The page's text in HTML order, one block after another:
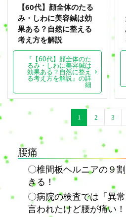
【60代】顔全体のたる
み・しわに美容鍼は効
果ある？自然に整える
考え方を解説
『【60代】顔全体のた
るみ・しわに美容鍼は
効果ある？自然に整え
る考え方を解説』の詳
細
1 2 3
腰痛
〇椎間板ヘルニアの９
きる！
〇病院の検査では「異
言われたけど腰が痛い